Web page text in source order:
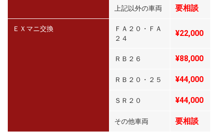
上記以外の車両 要相談
ＥＸマニ交換
ＦＡ２０・ＦＡ
２４
¥22,000
ＲＢ２６ ¥88,000
ＲＢ２０・２５ ¥44,000
ＳＲ２０ ¥44,000
その他車両 要相談